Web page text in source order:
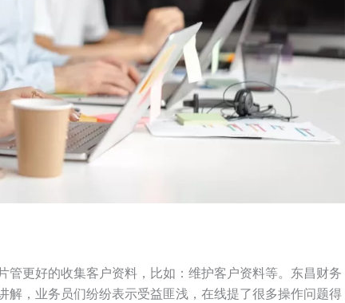
更好的收集客户资料，比如：维护客户资料等。东昌财务
，业务员们纷纷表示受益匪浅，在线提了很多操作问题得